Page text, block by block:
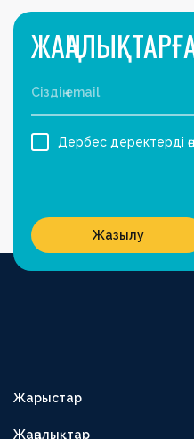
Жарыстар
Жаңалықтар
Дербес деректерді
Жазылу